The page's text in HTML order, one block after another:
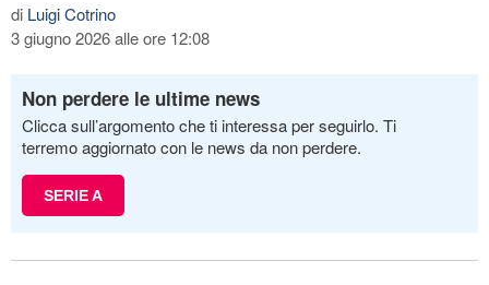
di Luigi Cotrino
3 giugno 2026 alle ore 12:08
Non perdere le ultime news
Clicca sull’argomento che ti interessa per seguirlo. Ti
terremo aggiornato con le news da non perdere.
SERIE A